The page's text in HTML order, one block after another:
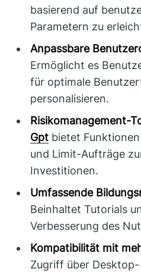
basierend auf
Parametern zu
Anpassbare
Ermöglicht es
für optimale
personalisieren.
Risikomanagement-
Gpt bietet
und Limit-Aufträge
Investitionen.
Umfassende
Beinhaltet Tutorials
Verbesserung des
Kompatibilität mit
Zugriff über